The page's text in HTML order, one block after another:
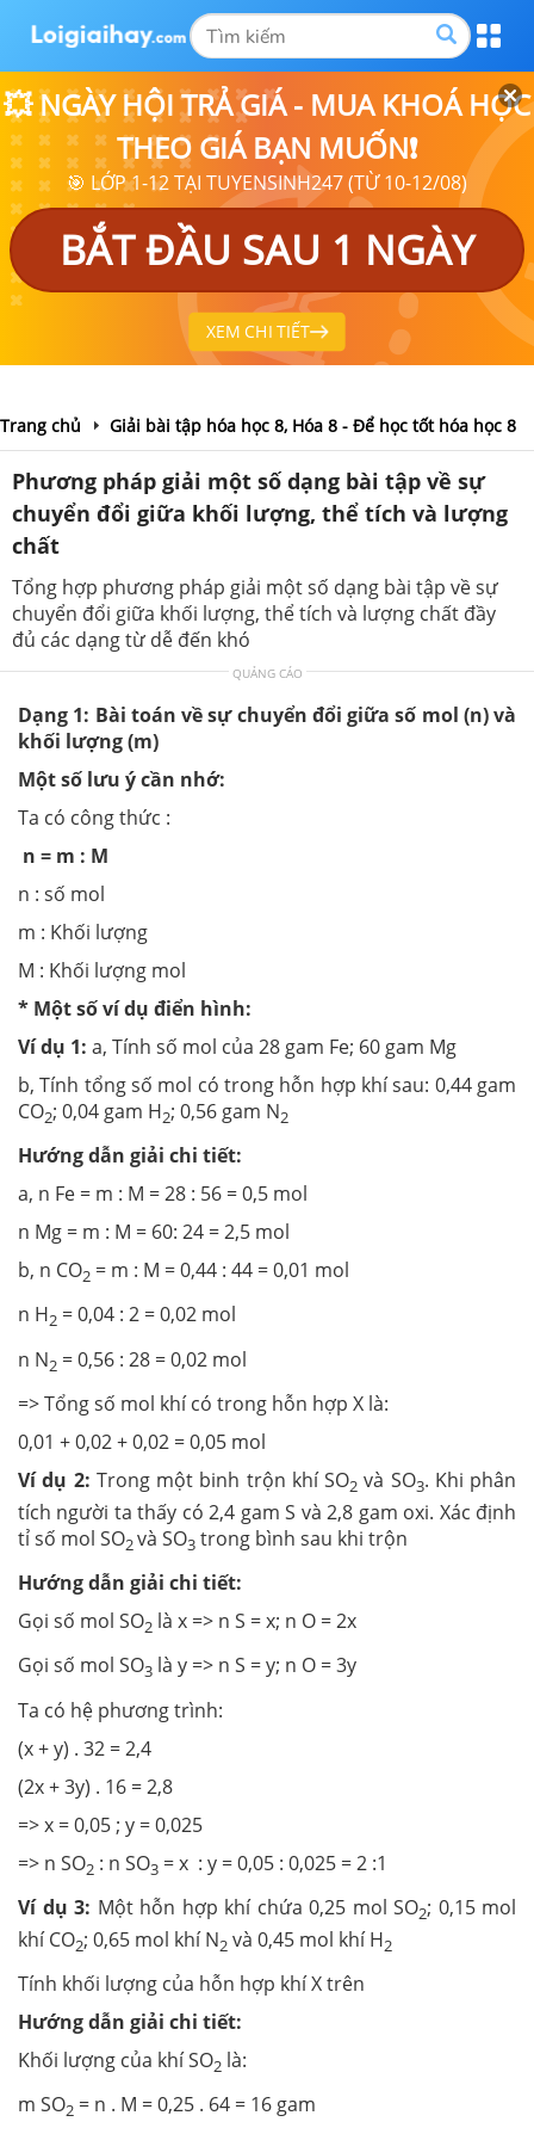
💥 NGÀY HỘI TRẢ GIÁ - MUA KHOÁ HỌC
THEO GIÁ BẠN MUỐN❗
🎯 LỚP 1-12 TẠI TUYENSINH247 (TỪ 10-12/08)
BẮT ĐẦU SAU 1 NGÀY
XEM CHI TIẾT
Trang chủ Giải bài tập hóa học 8, Hóa 8 - Để học tốt hóa học 8
Phương pháp giải một số dạng bài tập về sự
chuyển đổi giữa khối lượng, thể tích và lượng
chất
Tổng hợp phương pháp giải một số dạng bài tập về sự
chuyển đổi giữa khối lượng, thể tích và lượng chất đầy
đủ các dạng từ dễ đến khó
QUẢNG CÁO
Dạng 1: Bài toán về sự chuyển đổi giữa số mol (n) và
khối lượng (m)
Một số lưu ý cần nhớ:
Ta có công thức :
n = m : M
n : số mol
m : Khối lượng
M : Khối lượng mol
* Một số ví dụ điển hình:
Ví dụ 1: a, Tính số mol của 28 gam Fe; 60 gam Mg
b, Tính tổng số mol có trong hỗn hợp khí sau: 0,44 gam
CO2; 0,04 gam H2; 0,56 gam N2
Hướng dẫn giải chi tiết:
a, n Fe = m : M = 28 : 56 = 0,5 mol
n Mg = m : M = 60: 24 = 2,5 mol
b, n CO2 = m : M = 0,44 : 44 = 0,01 mol
n H2 = 0,04 : 2 = 0,02 mol
n N2 = 0,56 : 28 = 0,02 mol
=> Tổng số mol khí có trong hỗn hợp X là:
0,01 + 0,02 + 0,02 = 0,05 mol
Ví dụ 2: Trong một binh trộn khí SO2 và SO3. Khi phân
tích người ta thấy có 2,4 gam S và 2,8 gam oxi. Xác định
tỉ số mol SO2và SO3 trong bình sau khi trộn
Hướng dẫn giải chi tiết:
Gọi số mol SO2 là x => n S = x; n O = 2x
Gọi số mol SO3 là y => n S = y; n O = 3y
Ta có hệ phương trình:
(x + y) . 32 = 2,4
(2x + 3y) . 16 = 2,8
=> x = 0,05 ; y = 0,025
=> n SO2 : n SO3 = x : y = 0,05 : 0,025 = 2 :1
Ví dụ 3: Một hỗn hợp khí chứa 0,25 mol SO2; 0,15 mol
khí CO2; 0,65 mol khí N2 và 0,45 mol khí H2
Tính khối lượng của hỗn hợp khí X trên
Hướng dẫn giải chi tiết:
Khối lượng của khí SO2 là:
m SO2 = n . M = 0,25 . 64 = 16 gam